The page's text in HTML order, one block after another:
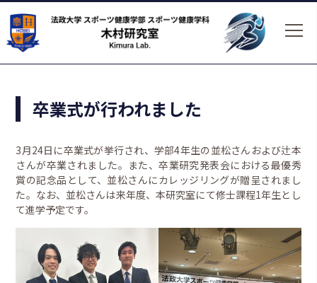
卒業式が行われました
3月24日に卒業式が挙行され、学部4年生の並松さんおよび辻本
さんが卒業されました。また、卒業研究発表会における最優秀
賞の記念品として、並松さんにカレッジリングが贈呈されまし
た。なお、並松さんは来年度、本研究室にて修士課程1年生とし
て進学予定です。